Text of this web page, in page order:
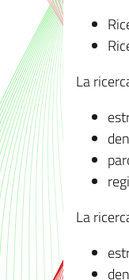
La
La